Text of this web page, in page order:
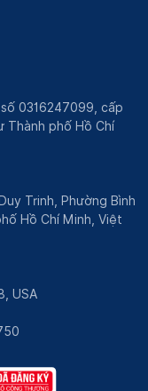
0316247099, cấp
phố Hồ Chí
Trinh, Phường Bình
Hồ Chí Minh, Việt
USA